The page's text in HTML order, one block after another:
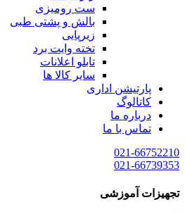
ست رومیزی
بالش و پشتی طبی
زیرپایی
تخته وایت برد
تابلو اعلانات
سایر کالا ها
پارتیشن اداری
کاتالوگ
درباره ما
تماس با ما
021-66752210
021-66739353
تجهیزات آموزشی